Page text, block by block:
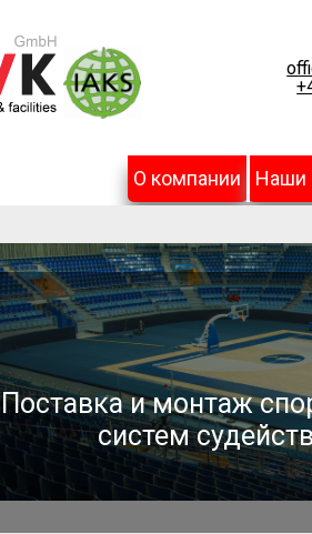
О компании Наши
Поставка и монтаж
систем